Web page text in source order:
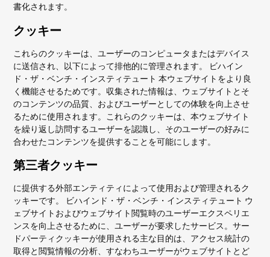
書化されます。
クッキー
これらのクッキーは、ユーザーのコンピュータまたはデバイス
に送信され、以下によって排他的に管理されます。 ビハイン
ド・ザ・ベンチ・インスティテュート 本ウェブサイトをより良
く機能させるためです。収集された情報は、ウェブサイトとそ
のコンテンツの品質、およびユーザーとしての体験を向上させ
るために使用されます。これらのクッキーは、本ウェブサイト
を繰り返し訪問するユーザーを認識し、そのユーザーの好みに
合わせたコンテンツを提供することを可能にします。
第三者クッキー
に提供する外部エンティティによって使用および管理されるク
ッキーです。 ビハインド・ザ・ベンチ・インスティテュート ウ
ェブサイトおよびウェブサイト閲覧時のユーザーエクスペリエ
ンスを向上させるために、ユーザーが要求したサービス。サー
ドパーティクッキーが使用される主な目的は、アクセス統計の
取得と閲覧情報の分析、すなわちユーザーがウェブサイトとど